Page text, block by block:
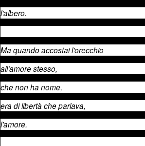
l’albero.
Ma quando accostai l’orecchio
all’amore stesso,
che non ha nome,
era di libertà che parlava,
l’amore.